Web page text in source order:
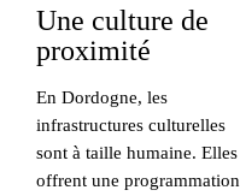
Une culture de
proximité
En Dordogne, les
infrastructures culturelles
sont à taille humaine. Elles
offrent une programmation